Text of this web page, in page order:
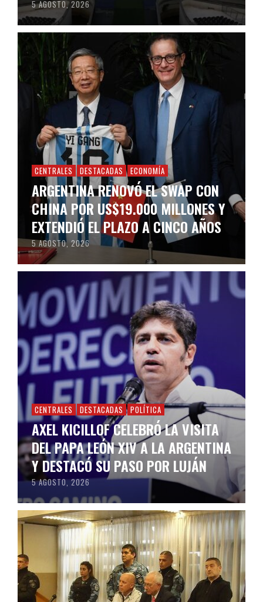
5 AGOSTO, 2026
CENTRALES DESTACADAS ECONOMÍA
ARGENTINA RENOVÓ EL SWAP CON
CHINA POR US$19.000 MILLONES Y
EXTENDIÓ EL PLAZO A CINCO AÑOS
5 AGOSTO, 2026
CENTRALES DESTACADAS POLÍTICA
AXEL KICILLOF CELEBRÓ LA VISITA
DEL PAPA LEÓN XIV A LA ARGENTINA
Y DESTACÓ SU PASO POR LUJÁN
5 AGOSTO, 2026